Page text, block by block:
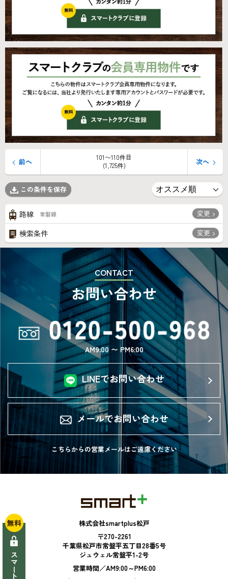
101〜110件目
(1,725件)
前へ 次へ
この条件を保存
路線 常磐線 変更
検索条件 変更
CONTACT
お問い合わせ
AM9:00 〜 PM6:00
LINEでお問い合わせ
メールでお問い合わせ
こちらからの営業メールはご遠慮ください
株式会社smartplus松戸
〒270-2261
千葉県松戸市常盤平五丁目28番5号
ジュウェル常盤平1-2号
営業時間／AM9:00～PM6:00
無料